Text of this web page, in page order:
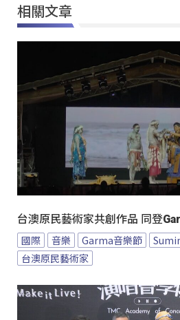
相關文章
台澳原民藝術家共創作品 同登
國際 音樂 Garma音樂節
台澳原民藝術家